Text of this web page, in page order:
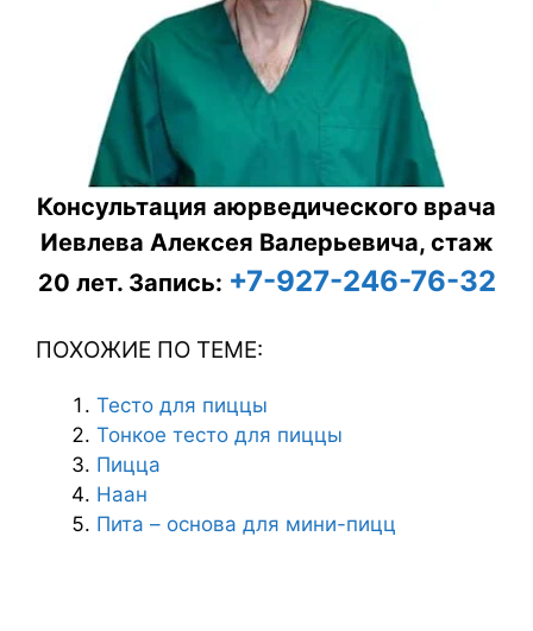
Консультация аюрведического врача
Иевлева Алексея Валерьевича, стаж
20 лет. Запись: +7-927-246-76-32
ПОХОЖИЕ ПО ТЕМЕ:
Тесто для пиццы
Тонкое тесто для пиццы
Пицца
Наан
Пита – основа для мини-пицц